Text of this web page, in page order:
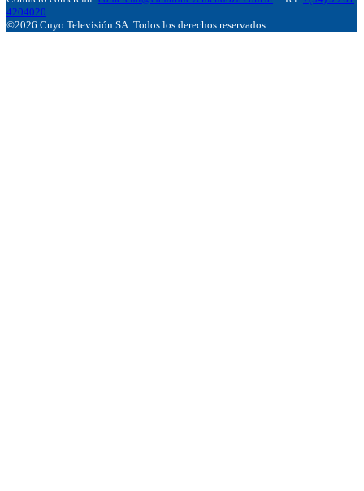
4204020
©2026 Cuyo Televisión SA. Todos los derechos reservados